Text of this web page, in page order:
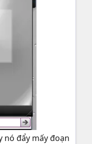
nó đẩy mấy đoạn